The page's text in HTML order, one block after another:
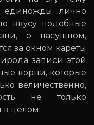
единожды лично
вкусу подобные
о насущном,
за окном кареты
записи этой
корни, которые
величественно,
не только
в целом.